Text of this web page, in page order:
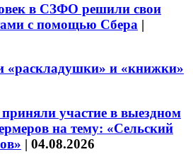
в СЗФО решили свои
с помощью Сбера |
«раскладушки» и «книжки»
участие в выездном
на тему: «Сельский
| 04.08.2026